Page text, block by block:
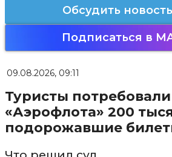
Обсудить новость
Подписаться в
09.08.2026, 09:11
Туристы
«Аэрофлота» 200
подорожавшие